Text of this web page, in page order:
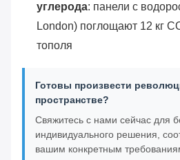
углерода: панели с
London) поглощают 12 кг
тополя
Готовы произвести
пространстве?
Свяжитесь с нами сейчас для
индивидуального решения,
вашим конкретным